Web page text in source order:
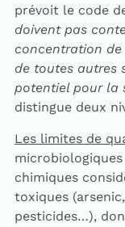
prévoit le code
doivent pas
concentration
de toutes autres
potentiel pour la
distingue deux
Les limites de
chimiques
toxiques
pesticides…),